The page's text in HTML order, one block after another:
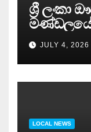
ශ්‍රී ලංකා
මණ්ඩලයේ
සමුළුව
JULY 4, 2026
LOCAL NEWS